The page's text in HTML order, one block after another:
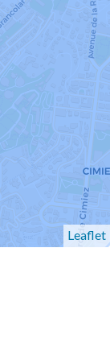
Leaflet